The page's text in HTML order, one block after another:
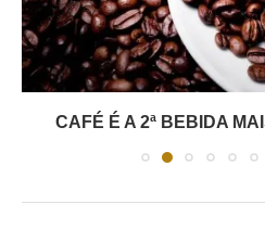
CAFÉ É A 2ª BEBIDA